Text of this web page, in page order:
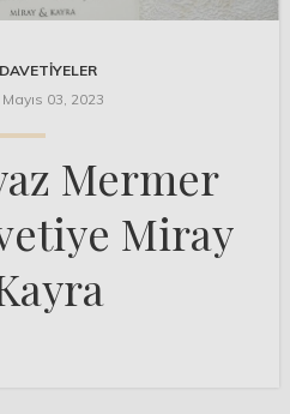
Mayıs 03, 2023
Mermer
Miray